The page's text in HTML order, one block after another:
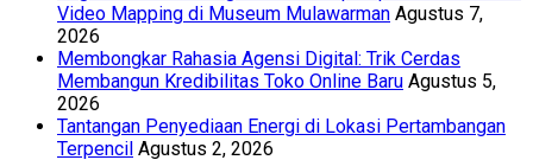
Video Mapping di Museum Mulawarman Agustus 7,
2026
Membongkar Rahasia Agensi Digital: Trik Cerdas
Membangun Kredibilitas Toko Online Baru Agustus 5,
2026
Tantangan Penyediaan Energi di Lokasi Pertambangan
Terpencil Agustus 2, 2026